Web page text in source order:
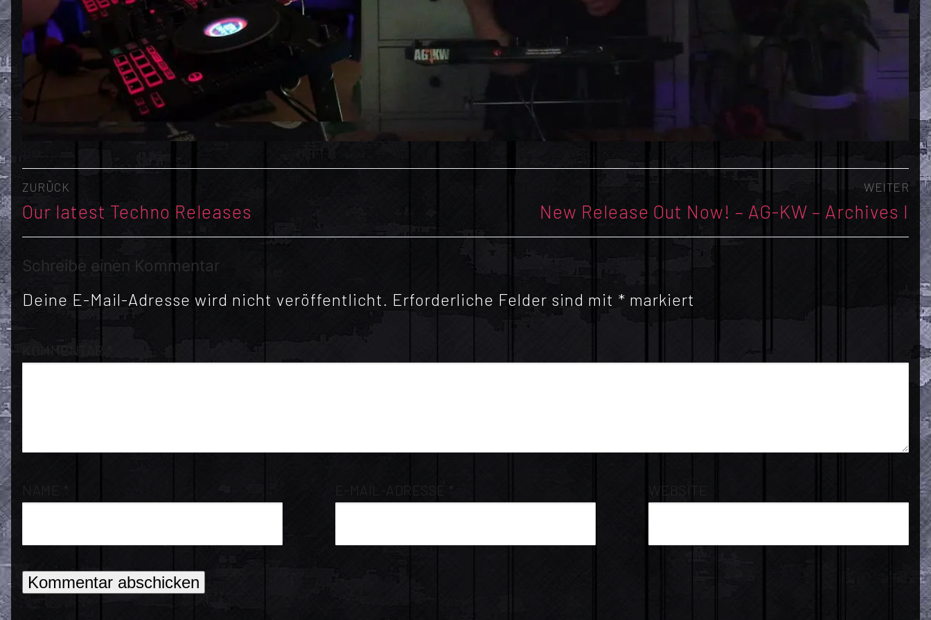
Beitragsnavigation
ZURÜCK
Vorheriger
Beitrag:
Our latest Techno Releases
WEITER
Nächster
Beitrag:
New Release Out Now! – AG-KW – Archives I
Schreibe einen Kommentar
Deine E-Mail-Adresse wird nicht veröffentlicht. Erforderliche Felder sind mit * markiert
KOMMENTAR
NAME * E-MAIL-ADRESSE * WEBSITE